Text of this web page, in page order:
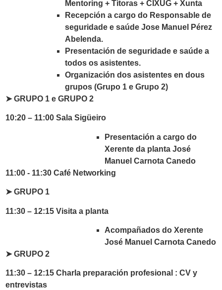
Mentoring + Titoras + CIXUG + Xunta
Recepción a cargo do Responsable de
seguridade e saúde Jose Manuel Pérez
Abelenda.
Presentación de seguridade e saúde a
todos os asistentes.
Organización dos asistentes en dous
grupos (Grupo 1 e Grupo 2)
➤ GRUPO 1 e GRUPO 2
10:20 – 11:00 Sala Sigüeiro
Presentación a cargo do
Xerente da planta José
Manuel Carnota Canedo
11:00 - 11:30 Café Networking
➤GRUPO 1
11:30 – 12:15 Visita a planta
Acompañados do Xerente
José Manuel Carnota Canedo
➤GRUPO 2
11:30 – 12:15 Charla preparación profesional : CV y
entrevistas